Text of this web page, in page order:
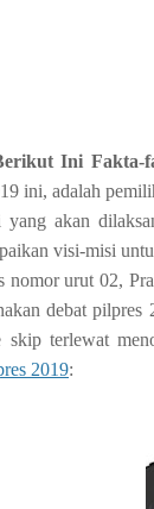
Ini Fakta-
ini, adalah
yang akan
visi-misi
nomor urut 02,
debat
skip terlewat
2019: